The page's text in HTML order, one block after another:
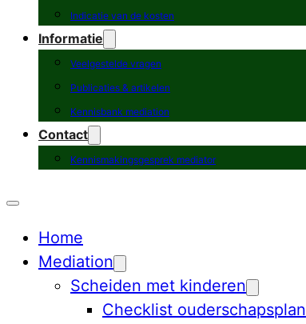
Indicatie van de kosten
Informatie
Veelgestelde vragen
Publicaties & artikelen
Kennisbank mediation
Contact
Kennismakingsgesprek mediator
Home
Mediation
Scheiden met kinderen
Checklist ouderschapsplan